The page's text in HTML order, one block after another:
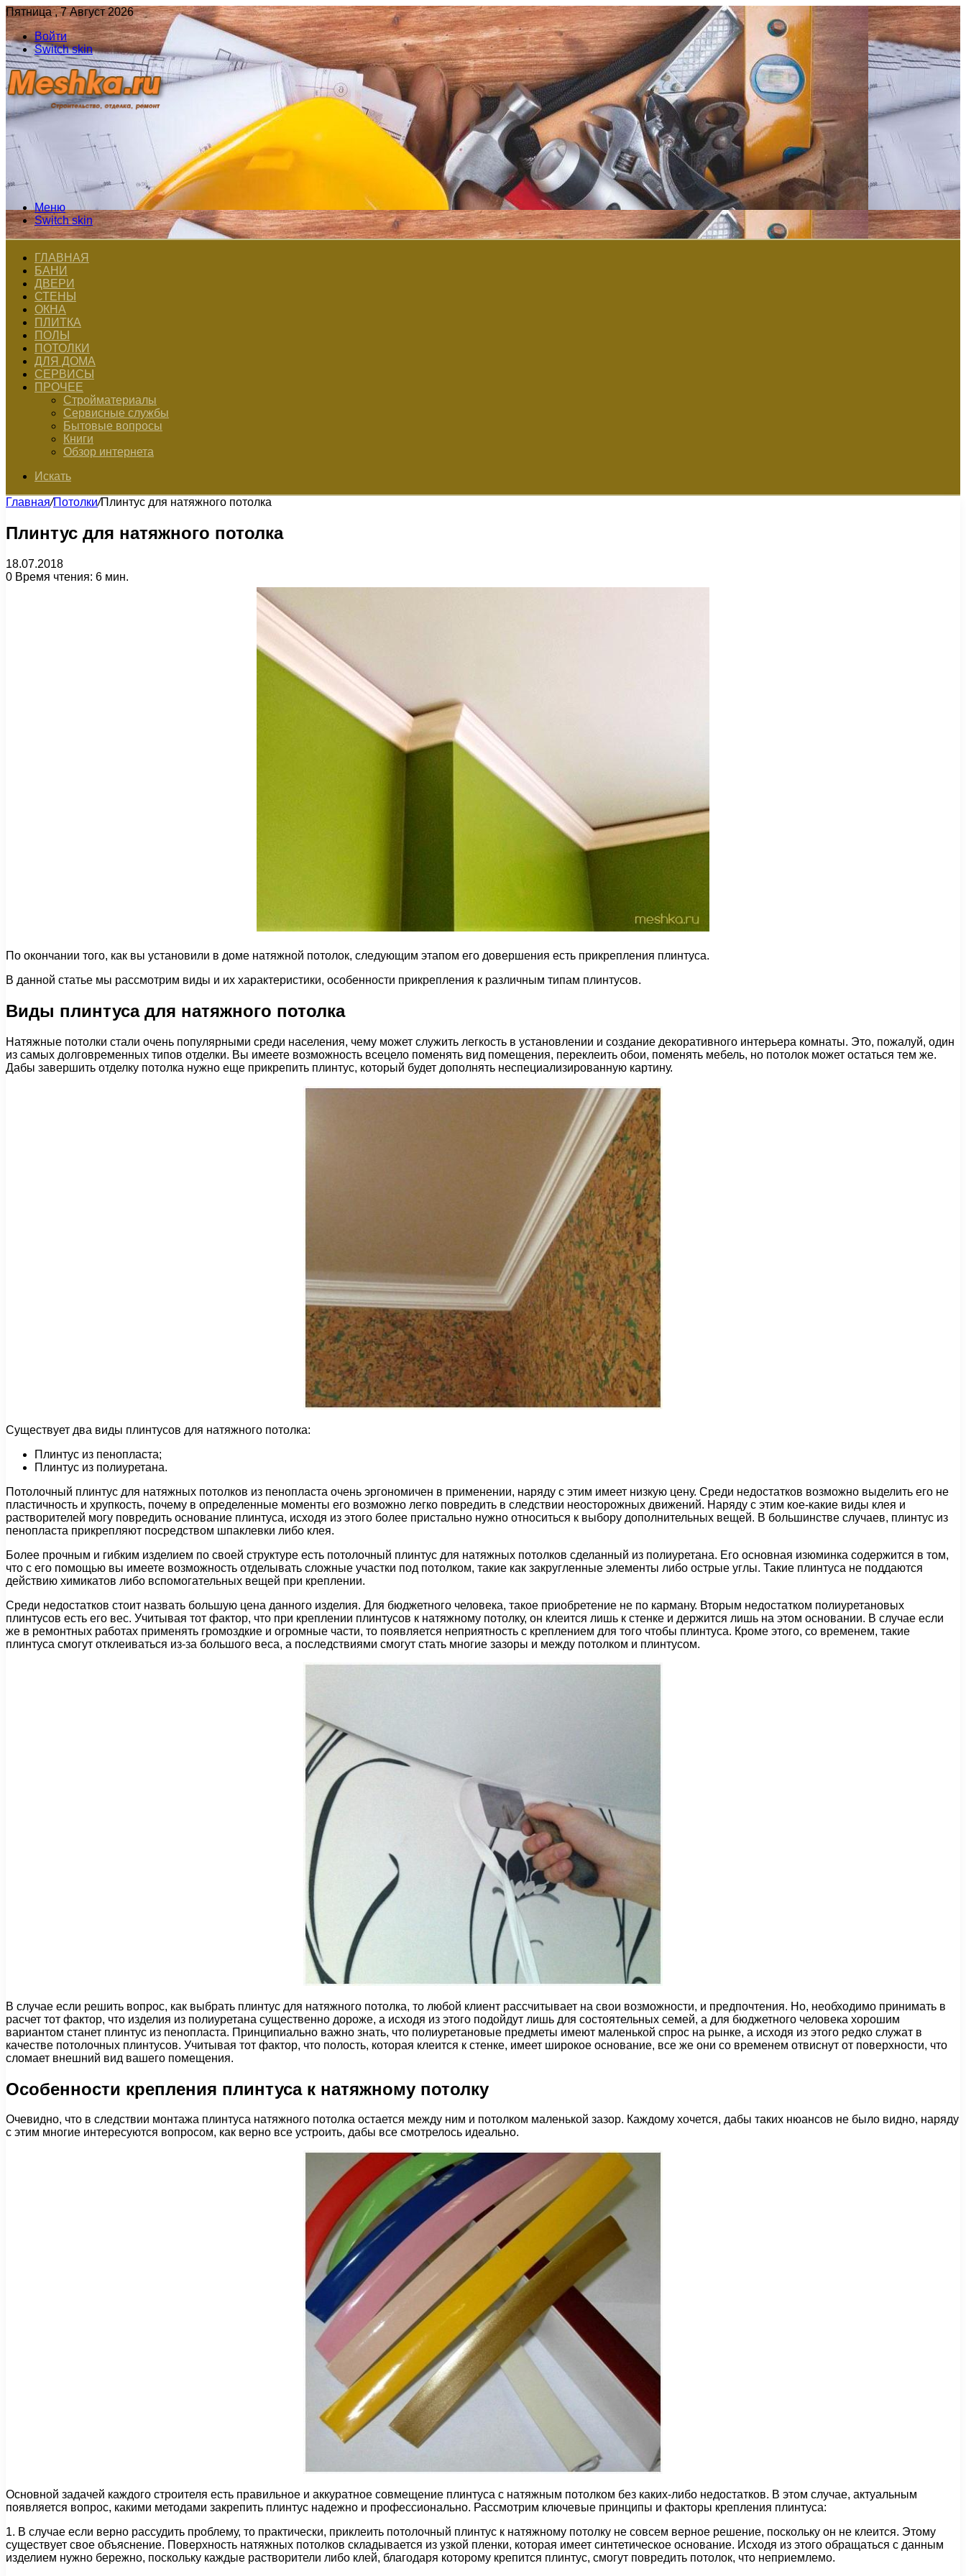
Пятница , 7 Август 2026
Войти
Switch skin
Меню
Switch skin
ГЛАВНАЯ
БАНИ
ДВЕРИ
СТЕНЫ
ОКНА
ПЛИТКА
ПОЛЫ
ПОТОЛКИ
ДЛЯ ДОМА
СЕРВИСЫ
ПРОЧЕЕ
Стройматериалы
Сервисные службы
Бытовые вопросы
Книги
Обзор интернета
Искать
Главная/Потолки/Плинтус для натяжного потолка
Плинтус для натяжного потолка
18.07.2018
0 Время чтения: 6 мин.
По окончании того, как вы установили в доме натяжной потолок, следующим этапом его довершения есть прикрепления плинтуса.
В данной статье мы рассмотрим виды и их характеристики, особенности прикрепления к различным типам плинтусов.
Виды плинтуса для натяжного потолка
Натяжные потолки стали очень популярными среди населения, чему может служить легкость в установлении и создание декоративного интерьера комнаты. Это, пожалуй, один
из самых долговременных типов отделки. Вы имеете возможность всецело поменять вид помещения, переклеить обои, поменять мебель, но потолок может остаться тем же.
Дабы завершить отделку потолка нужно еще прикрепить плинтус, который будет дополнять неспециализированную картину.
Существует два виды плинтусов для натяжного потолка:
Плинтус из пенопласта;
Плинтус из полиуретана.
Потолочный плинтус для натяжных потолков из пенопласта очень эргономичен в применении, наряду с этим имеет низкую цену. Среди недостатков возможно выделить его не
пластичность и хрупкость, почему в определенные моменты его возможно легко повредить в следствии неосторожных движений. Наряду с этим кое-какие виды клея и
растворителей могу повредить основание плинтуса, исходя из этого более пристально нужно относиться к выбору дополнительных вещей. В большинстве случаев, плинтус из
пенопласта прикрепляют посредством шпаклевки либо клея.
Более прочным и гибким изделием по своей структуре есть потолочный плинтус для натяжных потолков сделанный из полиуретана. Его основная изюминка содержится в том,
что с его помощью вы имеете возможность отделывать сложные участки под потолком, такие как закругленные элементы либо острые углы. Такие плинтуса не поддаются
действию химикатов либо вспомогательных вещей при креплении.
Среди недостатков стоит назвать большую цена данного изделия. Для бюджетного человека, такое приобретение не по карману. Вторым недостатком полиуретановых
плинтусов есть его вес. Учитывая тот фактор, что при креплении плинтусов к натяжному потолку, он клеится лишь к стенке и держится лишь на этом основании. В случае если
же в ремонтных работах применять громоздкие и огромные части, то появляется неприятность с креплением для того чтобы плинтуса. Кроме этого, со временем, такие
плинтуса смогут отклеиваться из-за большого веса, а последствиями смогут стать многие зазоры и между потолком и плинтусом.
В случае если решить вопрос, как выбрать плинтус для натяжного потолка, то любой клиент рассчитывает на свои возможности, и предпочтения. Но, необходимо принимать в
расчет тот фактор, что изделия из полиуретана существенно дороже, а исходя из этого подойдут лишь для состоятельных семей, а для бюджетного человека хорошим
вариантом станет плинтус из пенопласта. Принципиально важно знать, что полиуретановые предметы имеют маленькой спрос на рынке, а исходя из этого редко служат в
качестве потолочных плинтусов. Учитывая тот фактор, что полость, которая клеится к стенке, имеет широкое основание, все же они со временем отвиснут от поверхности, что
сломает внешний вид вашего помещения.
Особенности крепления плинтуса к натяжному потолку
Очевидно, что в следствии монтажа плинтуса натяжного потолка остается между ним и потолком маленькой зазор. Каждому хочется, дабы таких нюансов не было видно, наряду
с этим многие интересуются вопросом, как верно все устроить, дабы все смотрелось идеально.
Основной задачей каждого строителя есть правильное и аккуратное совмещение плинтуса с натяжным потолком без каких-либо недостатков. В этом случае, актуальным
появляется вопрос, какими методами закрепить плинтус надежно и профессионально. Рассмотрим ключевые принципы и факторы крепления плинтуса:
1. В случае если верно рассудить проблему, то практически, приклеить потолочный плинтус к натяжному потолку не совсем верное решение, поскольку он не клеится. Этому
существует свое объяснение. Поверхность натяжных потолков складывается из узкой пленки, которая имеет синтетическое основание. Исходя из этого обращаться с данным
изделием нужно бережно, поскольку каждые растворители либо клей, благодаря которому крепится плинтус, смогут повредить потолок, что неприемлемо.